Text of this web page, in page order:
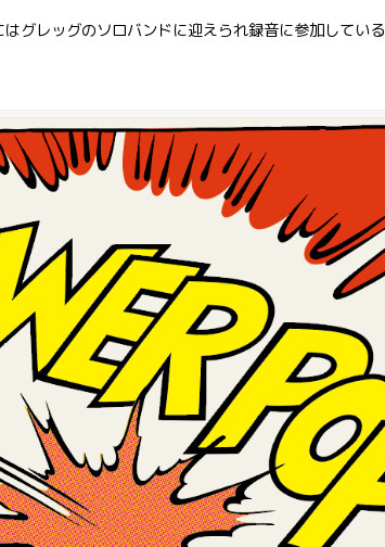
グレッグのソロバンドに迎えられ録音に参加している